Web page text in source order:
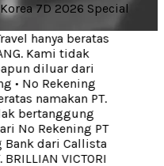
7D 2026 Special
hanya beratas
Kami tidak
diluar dari
• No Rekening
namakan PT.
bertanggung
No Rekening PT
dari Callista
VICTORI